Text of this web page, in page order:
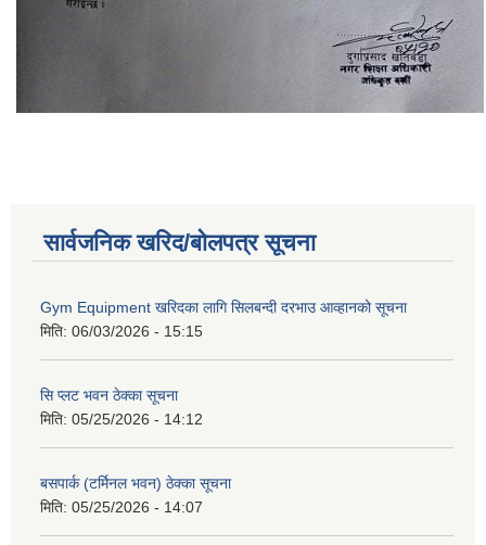
सार्वजनिक खरिद/बोलपत्र सूचना
Gym Equipment खरिदका लागि सिलबन्दी दरभाउ आव्हानको सूचना
मिति: 06/03/2026 - 15:15
सि प्लट भवन ठेक्का सूचना
मिति: 05/25/2026 - 14:12
बसपार्क (टर्मिनल भवन) ठेक्का सूचना
मिति: 05/25/2026 - 14:07